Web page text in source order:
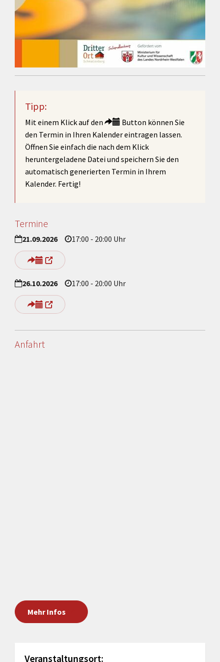
Tipp:
Mit einem Klick auf den
Button können Sie
den Termin in Ihren Kalender eintragen lassen.
Öffnen Sie einfach die nach dem Klick
heruntergeladene Datei und speichern Sie den
automatisch generierten Termin in Ihrem
Kalender. Fertig!
Termine
21.09.2026 17:00 - 20:00 Uhr
26.10.2026 17:00 - 20:00 Uhr
Anfahrt
Mehr Infos
Veranstaltungsort: